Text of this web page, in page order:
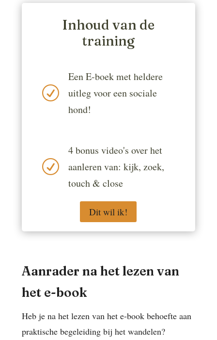
Inhoud van de
training
R
Een E-boek met heldere
uitleg voor een sociale
hond!
R
4 bonus video's over het
aanleren van: kijk, zoek,
touch & close
Dit wil ik!
Aanrader na het lezen van
het e-book
Heb je na het lezen van het e-book behoefte aan
praktische begeleiding bij het wandelen?